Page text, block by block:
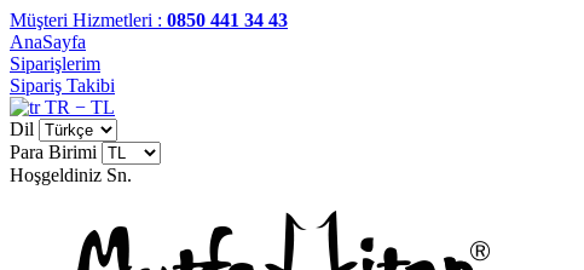
Müşteri Hizmetleri : 0850 441 34 43
AnaSayfa
Siparişlerim
Sipariş Takibi
TR − TL
Dil
Para Birimi
Hoşgeldiniz Sn.